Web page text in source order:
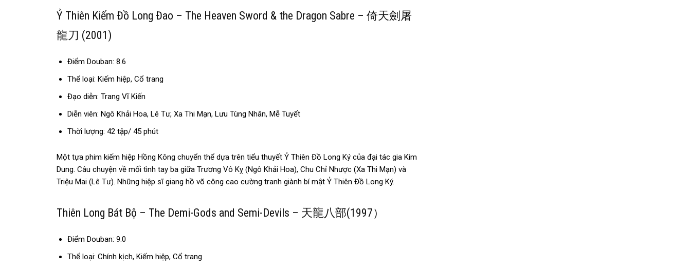
Ỷ Thiên Kiếm Đồ Long Đao – The Heaven Sword & the Dragon Sabre – 倚天劍屠
龍刀 (2001)
Điểm Douban: 8.6
Thể loại: Kiếm hiệp, Cổ trang
Đạo diễn: Trang Vĩ Kiến
Diễn viên: Ngô Khải Hoa, Lê Tư, Xa Thi Mạn, Lưu Tùng Nhân, Mễ Tuyết
Thời lượng: 42 tập/ 45 phút
Một tựa phim kiếm hiệp Hồng Kông chuyển thể dựa trên tiểu thuyết Ỷ Thiên Đồ Long Ký của đại tác gia Kim
Dung. Câu chuyện về mối tình tay ba giữa Trương Vô Kỵ (Ngô Khải Hoa), Chu Chỉ Nhược (Xa Thi Mạn) và
Triệu Mai (Lê Tư). Những hiệp sĩ giang hồ võ công cao cường tranh giành bí mật Ỷ Thiên Đồ Long Ký.
Thiên Long Bát Bộ – The Demi-Gods and Semi-Devils – 天龍八部(1997）
Điểm Douban: 9.0
Thể loại: Chính kịch, Kiếm hiệp, Cổ trang